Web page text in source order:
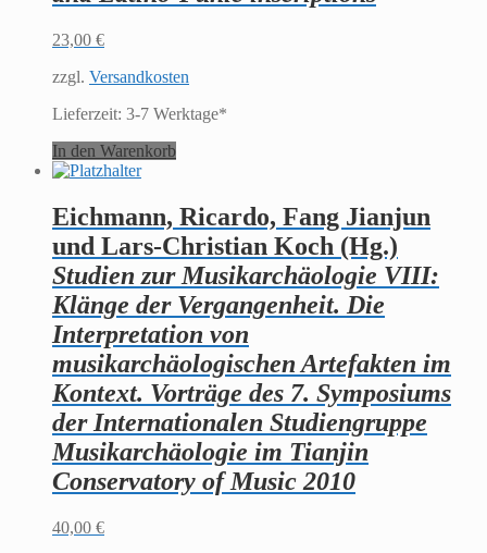
23,00 €
zzgl. Versandkosten
Lieferzeit: 3-7 Werktage*
In den Warenkorb
Eichmann, Ricardo, Fang Jianjun
und Lars-Christian Koch (Hg.)
Studien zur Musikarchäologie VIII:
Klänge der Vergangenheit. Die
Interpretation von
musikarchäologischen Artefakten im
Kontext. Vorträge des 7. Symposiums
der Internationalen Studiengruppe
Musikarchäologie im Tianjin
Conservatory of Music 2010
40,00 €